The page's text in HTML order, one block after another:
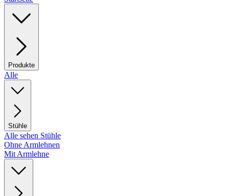
Produkte
Alle
Stühle
Alle sehen Stühle
Ohne Armlehnen
Mit Armlehne